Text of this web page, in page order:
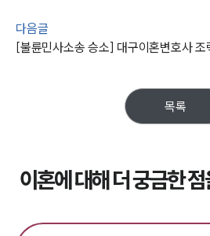
다음글
목록
이혼에 대해 더 궁금한